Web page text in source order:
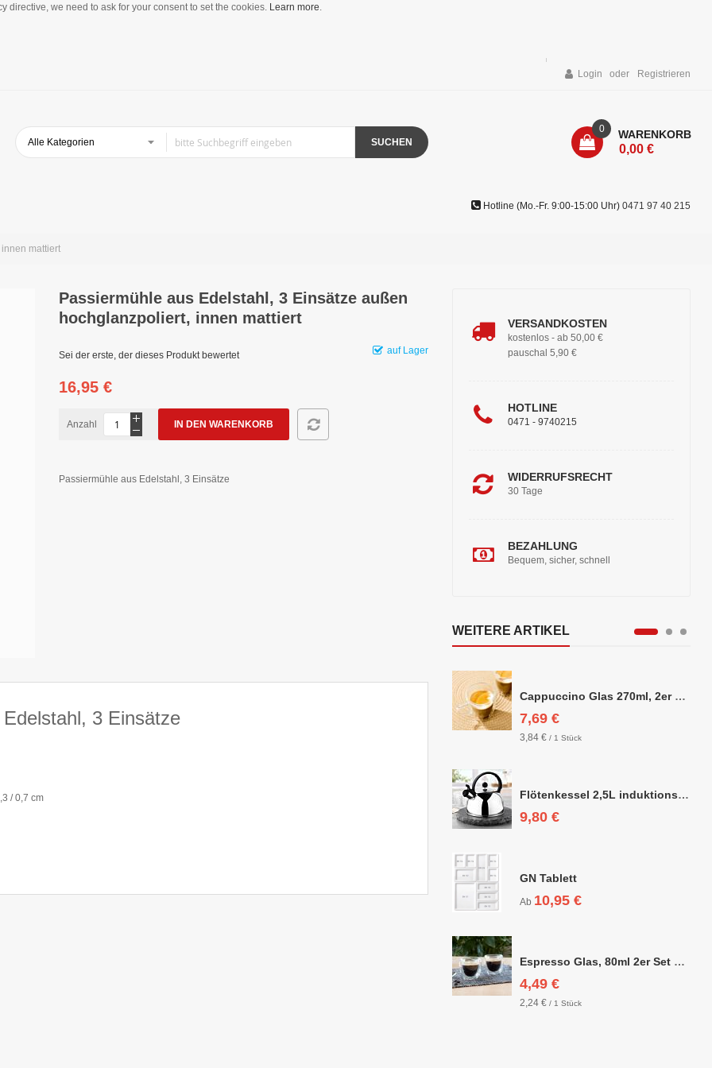
directive, we need to ask for your consent to set the cookies. Learn more.
Login Registrieren
SUCHEN
WARENKORB
0
0,00 €
Hotline (Mo.-Fr. 9:00-15:00 Uhr) 0471 97 40 215
mattiert
Passiermühle aus Edelstahl, 3 Einsätze außen
hochglanzpoliert, innen mattiert
auf Lager
Sei der erste, der dieses Produkt bewertet
16,95 €
Anzahl IN DEN WARENKORB
Passiermühle aus Edelstahl, 3 Einsätze
3 Einsätze
/ 0,7 cm
VERSANDKOSTEN
kostenlos - ab 50,00 €
pauschal 5,90 €
HOTLINE
0471 - 9740215
WIDERRUFSRECHT
30 Tage
BEZAHLUNG
Bequem, sicher, schnell
WEITERE ARTIKEL
Cappuccino Glas 270ml, 2er Set doppelwandig, ca. 8,5 x 10cm
7,69 €
3,84 € / 1 Stück
Flötenkessel 2,5L induktionsgeeignet
9,80 €
GN Tablett
Ab 10,95 €
Espresso Glas, 80ml 2er Set doppelwandig, ca. 6,3 x 6,4cm
4,49 €
2,24 € / 1 Stück